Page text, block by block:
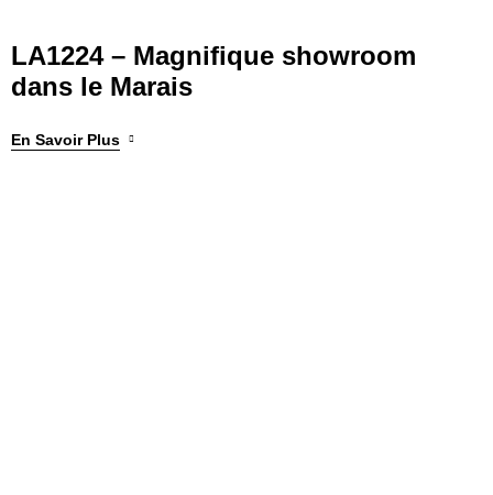
LA1224 – Magnifique showroom
dans le Marais
En Savoir Plus